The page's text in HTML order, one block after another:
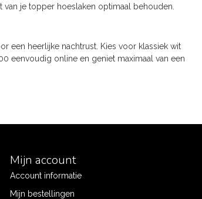
je topper hoeslaken optimaal behouden.
een heerlijke nachtrust. Kies voor klassiek wit
eenvoudig online en geniet maximaal van een
Mijn account
Account informatie
Mijn bestellingen